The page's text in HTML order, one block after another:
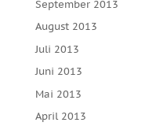
September 2013
August 2013
Juli 2013
Juni 2013
Mai 2013
April 2013